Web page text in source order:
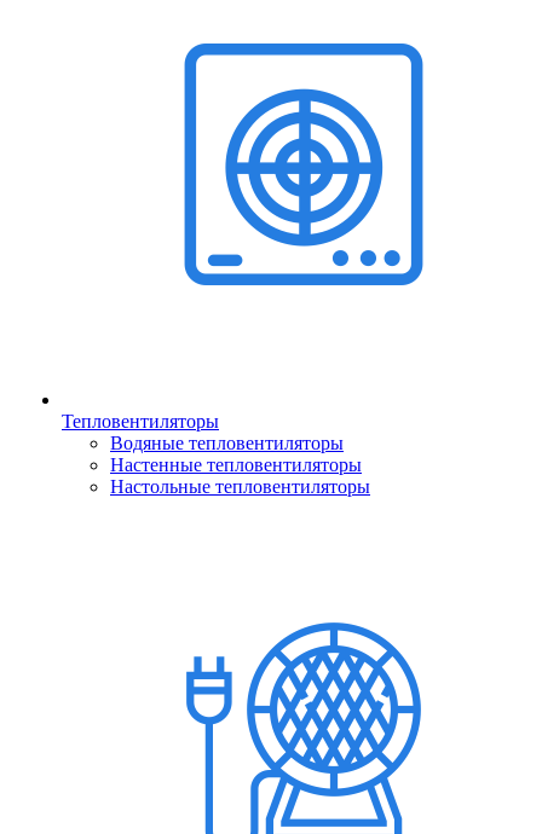
Тепловентиляторы
Водяные тепловентиляторы
Настенные тепловентиляторы
Настольные тепловентиляторы